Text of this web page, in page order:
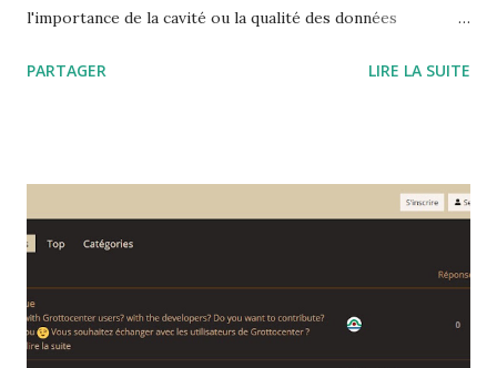
l'importance de la cavité ou la qualité des données
détaillées mais également les cavités à proximité ou des
PARTAGER LIRE LA SUITE